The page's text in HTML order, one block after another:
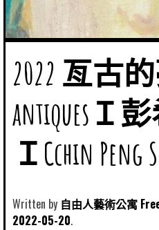
2022 亙古的
antiquesＩ
ＩCchin Peng
Written by 自由人藝術公寓
2022-05-20